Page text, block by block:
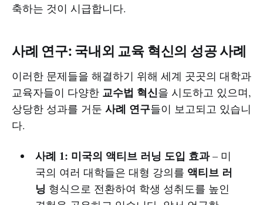
축하는 것이 시급합니다.
사례 연구: 국내외 교육 혁신의 성공 사례
이러한 문제들을 해결하기 위해 세계 곳곳의 대학과
교육자들이 다양한 교수법 혁신을 시도하고 있으며,
상당한 성과를 거둔 사례 연구들이 보고되고 있습니
다.
사례 1: 미국의 액티브 러닝 도입 효과– 미
국의 여러 대학들은 대형 강의를 액티브 러
닝 형식으로 전환하여 학생 성취도를 높인